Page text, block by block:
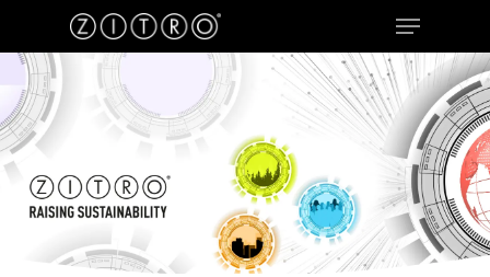
Hit enter to search or ESC to close